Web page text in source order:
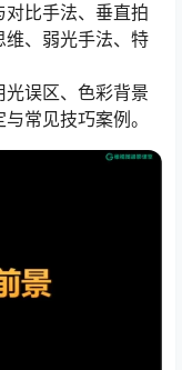
比手法、垂直拍
、弱光手法、特
误区、色彩背景
常见技巧案例。